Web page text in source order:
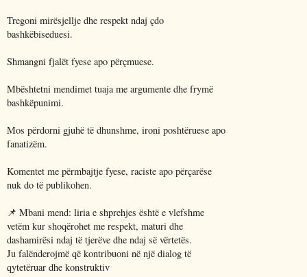
Tregoni mirësjellje dhe respekt ndaj çdo
bashkëbiseduesi.
Shmangni fjalët fyese apo përçmuese.
Mbështetni mendimet tuaja me argumente dhe frymë
bashkëpunimi.
Mos përdorni gjuhë të dhunshme, ironi poshtëruese apo
fanatizëm.
Komentet me përmbajtje fyese, raciste apo përçarëse
nuk do të publikohen.
📌 Mbani mend: liria e shprehjes është e vlefshme
vetëm kur shoqërohet me respekt, maturi dhe
dashamirësi ndaj të tjerëve dhe ndaj së vërtetës.
Ju falënderojmë që kontribuoni në një dialog të
qytetëruar dhe konstruktiv